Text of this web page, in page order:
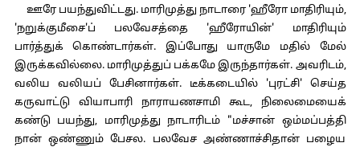
ஊரே பயந்துவிட்டது. மாரிமுத்து நாடாரை 'ஹீரோ மாதிரியும்,
'நறுக்குமீசை'ப் பலவேசத்தை 'ஹீரோயின்' மாதிரியும்
பார்த்துக் கொண்டார்கள். இப்போது யாருமே மதில் மேல்
இருக்கவில்லை. மாரிமுத்துப் பக்கமே இருந்தார்கள். அவரிடம்,
வலிய வலியப் பேசினார்கள். டீக்கடையில் 'புரட்சி' செய்த
கருவாட்டு வியாபாரி நாராயணசாமி கூட, நிலைமையைக்
கண்டு பயந்து, மாரிமுத்து நாடாரிடம் "மச்சான் ஒம்மப்பத்தி
நான் ஒண்ணும் பேசல. பலவேச அண்ணாச்சிதான் பழைய